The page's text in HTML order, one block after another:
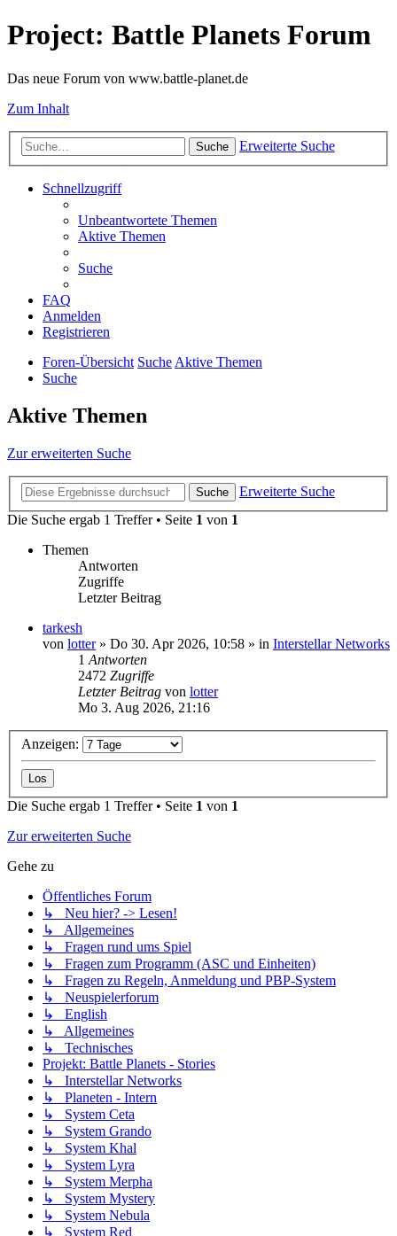
Project: Battle Planets Forum
Das neue Forum von www.battle-planet.de
Zum Inhalt
Suche Erweiterte Suche
Schnellzugriff
Unbeantwortete Themen
Aktive Themen
Suche
FAQ
Anmelden
Registrieren
Foren-Übersicht SucheAktive Themen
Suche
Aktive Themen
Zur erweiterten Suche
Suche
Erweiterte Suche
Die Suche ergab 1 Treffer • Seite 1 von 1
Themen
Antworten
Zugriffe
Letzter Beitrag
tarkesh
von lotter» Do 30. Apr 2026, 10:58 » in Interstellar Networks
1 Antworten
2472 Zugriffe
Letzter Beitrag von lotter
Mo 3. Aug 2026, 21:16
Anzeigen:
Die Suche ergab 1 Treffer • Seite 1 von 1
Zur erweiterten Suche
Gehe zu
Öffentliches Forum
↳ Neu hier? -> Lesen!
↳ Allgemeines
↳ Fragen rund ums Spiel
↳ Fragen zum Programm (ASC und Einheiten)
↳ Fragen zu Regeln, Anmeldung und PBP-System
↳ Neuspielerforum
↳ English
↳ Allgemeines
↳ Technisches
Projekt: Battle Planets - Stories
↳ Interstellar Networks
↳ Planeten - Intern
↳ System Ceta
↳ System Grando
↳ System Khal
↳ System Lyra
↳ System Merpha
↳ System Mystery
↳ System Nebula
↳ System Red